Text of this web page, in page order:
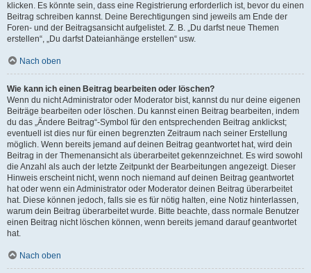
klicken. Es könnte sein, dass eine Registrierung erforderlich ist, bevor du einen
Beitrag schreiben kannst. Deine Berechtigungen sind jeweils am Ende der
Foren- und der Beitragsansicht aufgelistet. Z. B. „Du darfst neue Themen
erstellen“, „Du darfst Dateianhänge erstellen“ usw.
Nach oben
Wie kann ich einen Beitrag bearbeiten oder löschen?
Wenn du nicht Administrator oder Moderator bist, kannst du nur deine eigenen
Beiträge bearbeiten oder löschen. Du kannst einen Beitrag bearbeiten, indem
du das „Ändere Beitrag“-Symbol für den entsprechenden Beitrag anklickst;
eventuell ist dies nur für einen begrenzten Zeitraum nach seiner Erstellung
möglich. Wenn bereits jemand auf deinen Beitrag geantwortet hat, wird dein
Beitrag in der Themenansicht als überarbeitet gekennzeichnet. Es wird sowohl
die Anzahl als auch der letzte Zeitpunkt der Bearbeitungen angezeigt. Dieser
Hinweis erscheint nicht, wenn noch niemand auf deinen Beitrag geantwortet
hat oder wenn ein Administrator oder Moderator deinen Beitrag überarbeitet
hat. Diese können jedoch, falls sie es für nötig halten, eine Notiz hinterlassen,
warum dein Beitrag überarbeitet wurde. Bitte beachte, dass normale Benutzer
einen Beitrag nicht löschen können, wenn bereits jemand darauf geantwortet
hat.
Nach oben